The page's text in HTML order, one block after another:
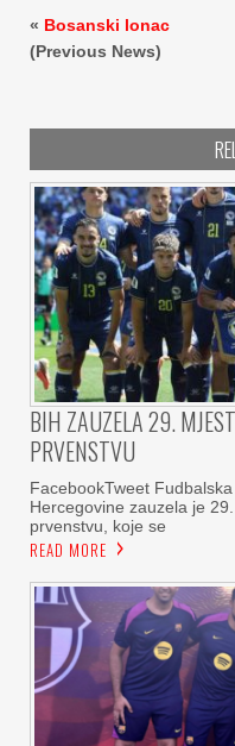
« Bosanski lonac
(Previous News)
BIH ZAUZELA 29.
PRVENSTVU
FacebookTweet
Hercegovine zauzela je
prvenstvu, koje se
READ MORE